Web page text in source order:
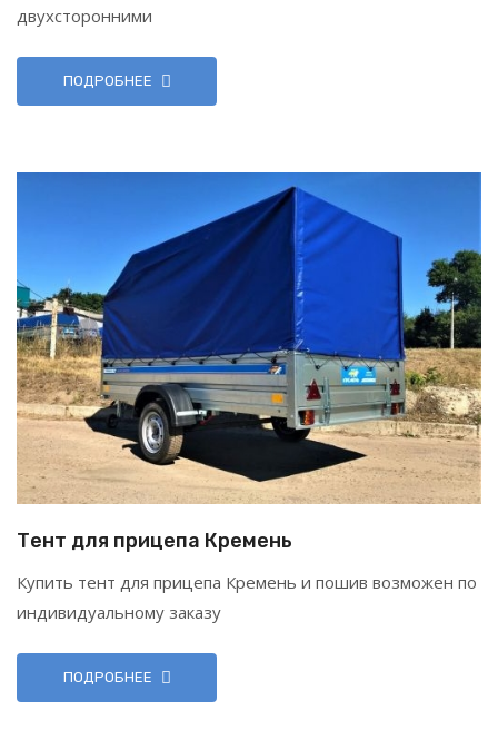
двухсторонними
ПОДРОБНЕЕ
Тент для прицепа Кремень
Купить тент для прицепа Кремень и пошив возможен по
индивидуальному заказу
ПОДРОБНЕЕ